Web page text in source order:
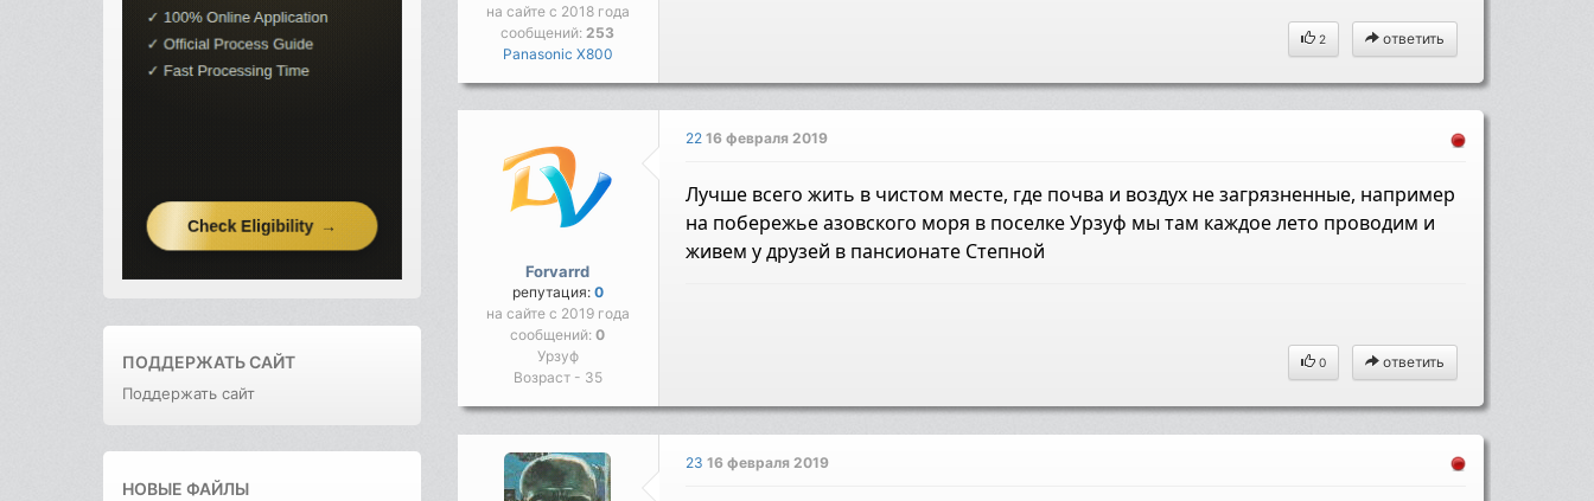
ПОДДЕРЖАТЬ САЙТ
Поддержать сайт
НОВЫЕ ФАЙЛЫ
на сайте с 2018 года
сообщений:253
Panasonic X800
2 ответить
Forvarrd
репутация: 0
на сайте с 2019 года
сообщений:0
Урзуф
Возраст - 35
2216 февраля 2019
Лучше всего жить в чистом месте, где почва и воздух не загрязненные, например
на побережье азовского моря в поселке Урзуф мытам каждое лето проводим и
живем у друзей в пансионате Степной
0 ответить
2316 февраля 2019